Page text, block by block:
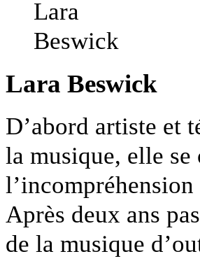
Lara Beswick
D’abord artiste et
la musique, elle se
Après deux ans
de la musique